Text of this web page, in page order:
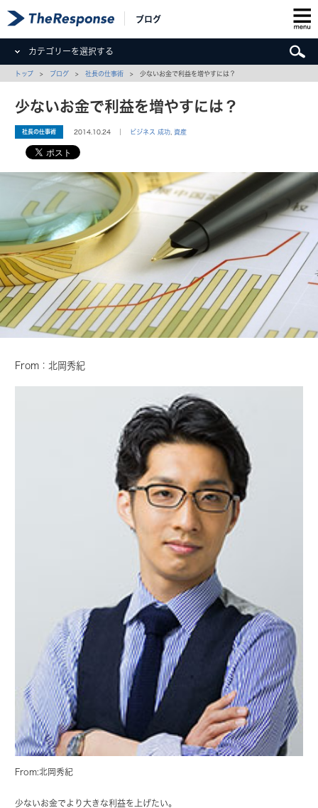
ブログ
カテゴリーを選択する
トップ > ブログ >社長の仕事術 > 少ないお金で利益を増やすには？
少ないお金で利益を増やすには？
社長の仕事術 2014.10.24 ｜ ビジネス 成功 ,資産
From：北岡秀紀
From:北岡秀紀
少ないお金でより大きな利益を上げたい。